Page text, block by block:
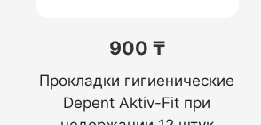
900 ₸
Прокладки гигиенические
Depent Aktiv-Fit при